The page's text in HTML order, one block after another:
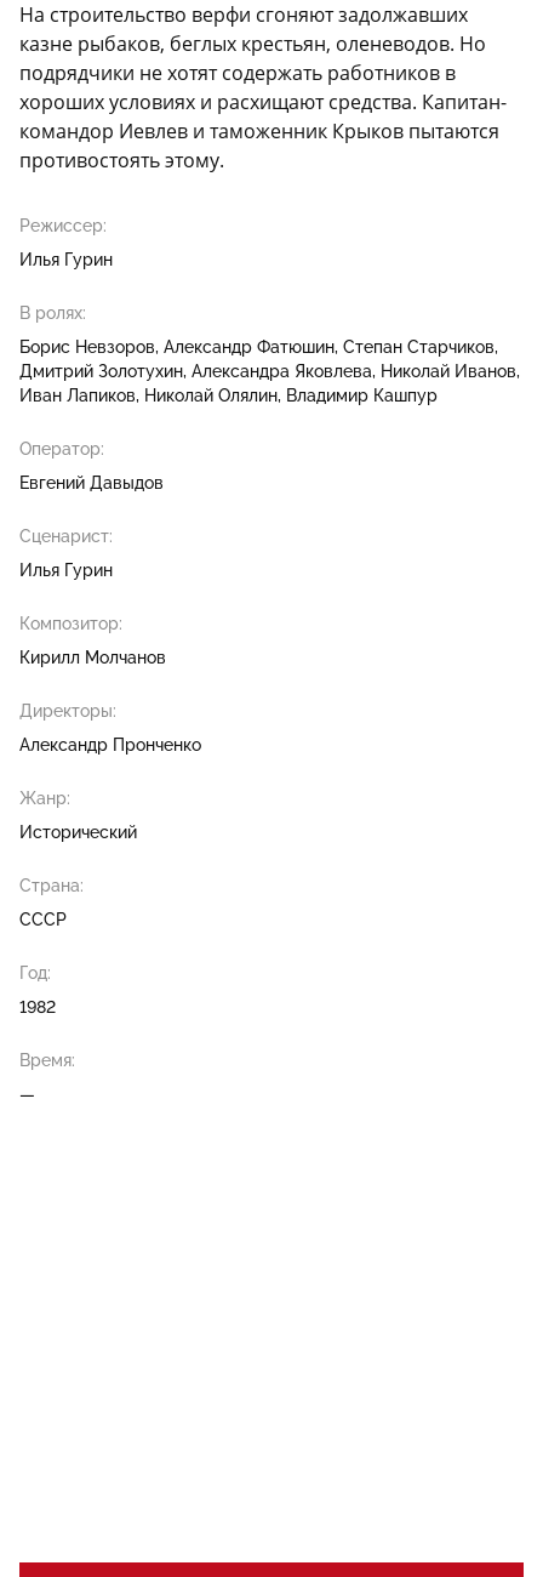
На строительство верфи сгоняют задолжавших
казне рыбаков, беглых крестьян, оленеводов. Но
подрядчики не хотят содержать работников в
хороших условиях и расхищают средства. Капитан-
командор Иевлев и таможенник Крыков пытаются
противостоять этому.
Режиссер:
Илья Гурин
В ролях:
Борис Невзоров Александр Фатюшин Степан Старчиков
Дмитрий Золотухин Александра Яковлева Николай Иванов
Иван Лапиков
Николай Олялин Владимир Кашпур
Оператор:
Евгений Давыдов
Сценарист:
Илья Гурин
Композитор:
Кирилл Молчанов
Директоры:
Александр Пронченко
Жанр:
Исторический
Страна:
СССР
Год:
1982
Время:
—